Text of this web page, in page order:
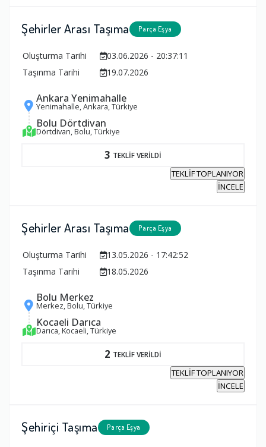
Şehirler Arası Taşıma Parça Eşya
Oluşturma Tarihi
03.06.2026 - 20:37:11
Taşınma Tarihi
19.07.2026
Ankara Yenimahalle
Yenimahalle, Ankara, Türkiye
Bolu Dörtdivan
Dörtdivan, Bolu, Türkiye
3 TEKLİF VERİLDİ
TEKLİF TOPLANIYOR
İNCELE
Şehirler Arası Taşıma Parça Eşya
Oluşturma Tarihi
13.05.2026 - 17:42:52
Taşınma Tarihi
18.05.2026
Bolu Merkez
Merkez, Bolu, Türkiye
Kocaeli Darıca
Darıca, Kocaeli, Türkiye
2 TEKLİF VERİLDİ
TEKLİF TOPLANIYOR
İNCELE
Şehiriçi Taşıma Parça Eşya